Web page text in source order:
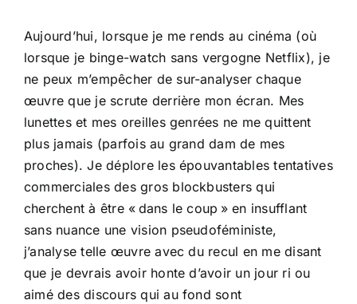
Aujourd’hui, lorsque je me rends au cinéma (où
lorsque je binge-watch sans vergogne Netflix), je
ne peux m’empêcher de sur-analyser chaque
œuvre que je scrute derrière mon écran. Mes
lunettes et mes oreilles genrées ne me quittent
plus jamais (parfois au grand dam de mes
proches). Je déplore les épouvantables tentatives
commerciales des gros blockbusters qui
cherchent à être « dans le coup » en insufflant
sans nuance une vision pseudoféministe,
j’analyse telle œuvre avec du recul en me disant
que je devrais avoir honte d’avoir un jour ri ou
aimé des discours qui au fond sont